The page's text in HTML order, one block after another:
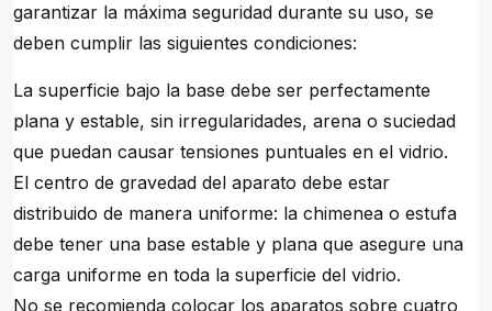
garantizar la máxima seguridad durante su uso, se
deben cumplir las siguientes condiciones:
La superficie bajo la base debe ser perfectamente
plana y estable, sin irregularidades, arena o suciedad
que puedan causar tensiones puntuales en el vidrio.
El centro de gravedad del aparato debe estar
distribuido de manera uniforme: la chimenea o estufa
debe tener una base estable y plana que asegure una
carga uniforme en toda la superficie del vidrio.
No se recomienda colocar los aparatos sobre cuatro